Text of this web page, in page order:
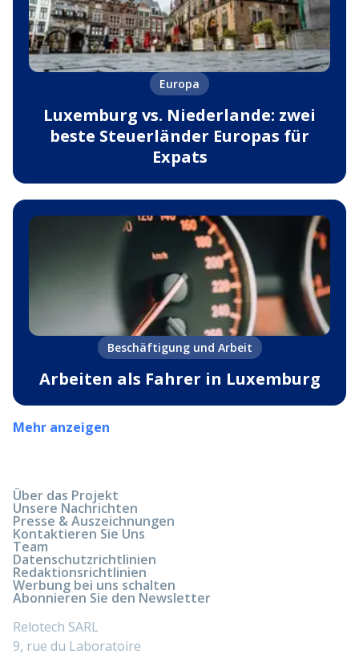
Europa
Luxemburg vs. Niederlande: zwei
beste Steuerländer Europas für
Expats
Beschäftigung und Arbeit
Arbeiten als Fahrer in Luxemburg
Mehr anzeigen
Über das Projekt
Unsere Nachrichten
Presse & Auszeichnungen
Kontaktieren Sie Uns
Team
Datenschutzrichtlinien
Redaktionsrichtlinien
Werbung bei uns schalten
Abonnieren Sie den Newsletter
Relotech SARL
9, rue du Laboratoire